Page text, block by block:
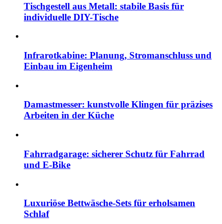
Tischgestell aus Metall: stabile Basis für
individuelle DIY-Tische
Infrarotkabine: Planung, Stromanschluss und
Einbau im Eigenheim
Damastmesser: kunstvolle Klingen für präzises
Arbeiten in der Küche
Fahrradgarage: sicherer Schutz für Fahrrad
und E-Bike
Luxuriöse Bettwäsche-Sets für erholsamen
Schlaf